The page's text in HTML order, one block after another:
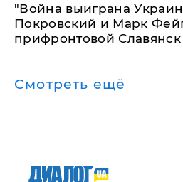
"Война выиграна
Покровский и Марк
прифронтовой Славянск
Смотреть ещё